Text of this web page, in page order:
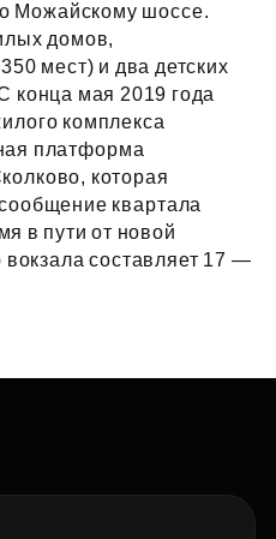
Можайскому шоссе.
домов,
мест) и два детских
конца мая 2019 года
комплекса
платформа
которая
квартала
в пути от новой
вокзала составляет 17 —